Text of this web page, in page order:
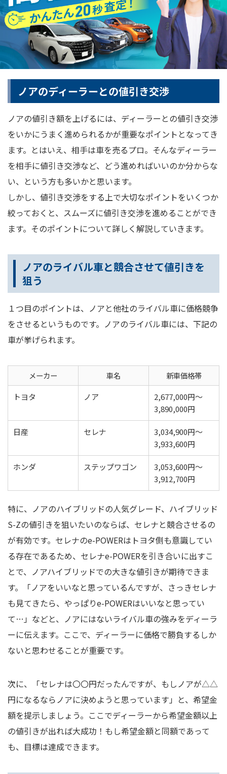
ノアのディーラーとの値引き交渉
ノアの値引き額を上げるには、ディーラーとの値引き交渉
をいかにうまく進められるかが重要なポイントとなってき
ます。とはいえ、相手は車を売るプロ。そんなディーラー
を相手に値引き交渉など、どう進めればいいのか分からな
い、という方も多いかと思います。
しかし、値引き交渉をする上で大切なポイントをいくつか
絞っておくと、スムーズに値引き交渉を進めることができ
ます。そのポイントについて詳しく解説していきます。
ノアのライバル車と競合させて値引きを
狙う
１つ目のポイントは、ノアと他社のライバル車に価格競争
をさせるというものです。ノアのライバル車には、下記の
車が挙げられます。
メーカー 車名
新車価格帯
トヨタ
ノア
2,677,000円～
3,890,000円
日産 セレナ
3,034,900円～
3,933,600円
ホンダ ステップワゴン
3,053,600円～
3,912,700円
特に、ノアのハイブリッドの人気グレード、ハイブリッド
S-Zの値引きを狙いたいのならば、セレナと競合させるの
が有効です。セレナのe-POWERはトヨタ側も意識してい
る存在であるため、セレナe-POWERを引き合いに出すこ
とで、ノアハイブリッドでの大きな値引きが期待できま
す。「ノアをいいなと思っているんですが、さっきセレナ
も見てきたら、やっぱりe-POWERはいいなと思ってい
て…」などと、ノアにはないライバル車の強みをディーラ
ーに伝えます。ここで、ディーラーに価格で勝負するしか
ないと思わせることが重要です。
次に、「セレナは〇〇円だったんですが、もしノアが△△
円になるならノアに決めようと思っています」と、希望金
額を提示しましょう。ここでディーラーから希望金額以上
の値引きが出れば大成功！もし希望金額と同額であって
も、目標は達成できます。